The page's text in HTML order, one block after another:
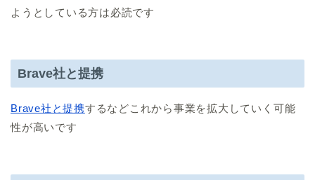
ようとしている方は必読です
Brave社と提携
Brave社と提携するなどこれから事業を拡大していく可能
性が高いです